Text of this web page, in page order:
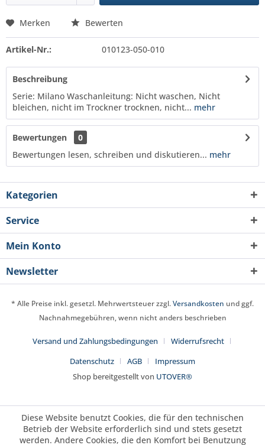
Merken Bewerten
Artikel-Nr.: 010123-050-010
Beschreibung
Serie: Milano Waschanleitung: Nicht waschen, Nicht
bleichen, nicht im Trockner trocknen, nicht... mehr
Bewertungen
0
Bewertungen lesen, schreiben und diskutieren... mehr
Kategorien
Service
Mein Konto
Newsletter
* Alle Preise inkl. gesetzl. Mehrwertsteuer zzgl.Versandkosten und ggf.
Nachnahmegebühren, wenn nicht anders beschrieben
Versand und Zahlungsbedingungen
Widerrufsrecht
Datenschutz
AGB
Impressum
Shop bereitgestellt von UTOVER®
Diese Website benutzt Cookies, die für den technischen
Betrieb der Website erforderlich sind und stets gesetzt
werden. Andere Cookies, die den Komfort bei Benutzung